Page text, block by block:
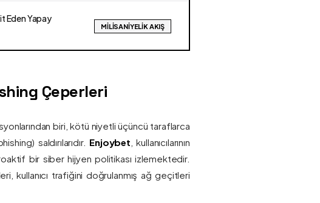
Eden Yapay
MILISANIYELIK AKIŞ
Çeperleri
biri, kötü niyetli üçüncü taraflarca
saldırılarıdır. Enjoybet , kullanıcılarının
bir siber hijyen politikası izlemektedir.
kullanıcı trafiğini doğrulanmış ağ geçitleri